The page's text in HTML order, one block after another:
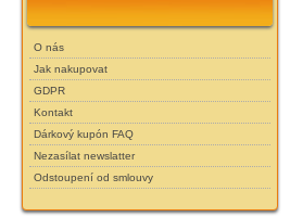
O nás
Jak nakupovat
GDPR
Kontakt
Dárkový kupón FAQ
Nezasílat newslatter
Odstoupení od smlouvy